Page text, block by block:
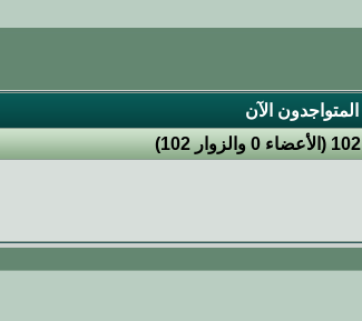
المتواجدون الآن
102 (الأعضاء 0 والزوار 102)